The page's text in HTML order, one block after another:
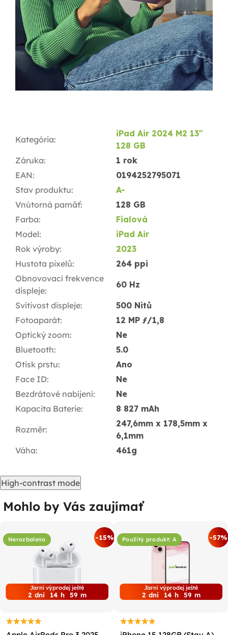
Kategória:
iPad Air 2024 M2 13"
128 GB
Záruka:
1 rok
EAN:
0194252795071
Stav produktu:
A-
Vnútorná pamäť:
128 GB
Farba:
Fialová
Model:
iPad Air
Rok výroby:
2023
Hustota pixelů:
264 ppi
Obnovovací frekvence
displeje:
60 Hz
Svítivost displeje:
500 Nitů
Fotoaparát:
12 MP ƒ/1,8
Optický zoom:
Ne
Bluetooth:
5.0
Otisk prstu:
Ano
Face ID:
Ne
Bezdrátové nabíjení:
Ne
Kapacita Baterie: 8 827 mAh
Rozměr:
247,6mm x 178,5mm x
6,1mm
Váha: 461g
High-contrast mode
Mohlo by Vás zaujímať
Nerozbaleno -15%
Jarní výprodej ještě
2 dni 14 h 59 m
Použitý produkt: A -57%
Jarní výprodej ještě
2 dni 14 h 59 m